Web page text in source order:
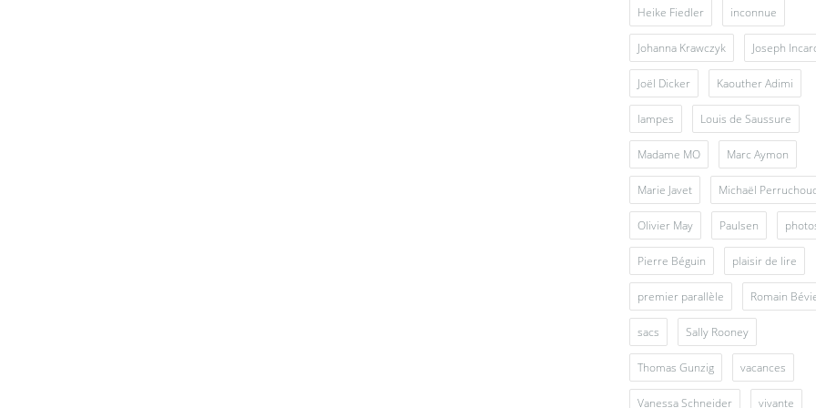
Heike Fiedler inconnue
Johanna Krawczyk Joseph
Joël Dicker Kaouther Adimi
lampes Louis de Saussure
Madame MO Marc Aymon
Marie Javet Michaël
Olivier May Paulsen
Pierre Béguin plaisir de lire
premier parallèle Romain
sacs Sally Rooney
Thomas Gunzig vacances
Vanessa Schneider vivante